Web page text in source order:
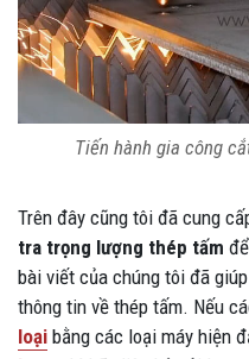
Tiến hành gia công
Trên đây cũng tôi đã cung
tra trọng lượng thép tấm
bài viết của chúng tôi đã
thông tin về thép tấm. Nếu
loại bằng các loại máy hiện